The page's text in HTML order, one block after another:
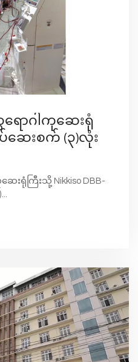
ောဂါကုဆေးရုံ
ဆေးစက် (၃)လုံး
းရုံကြီးသို့ Nikkiso DBB-